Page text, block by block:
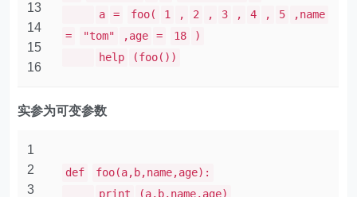
13
14
15
16
a
= foo( 1 , 2 , 3 , 4 , 5
,name
=
"tom" ,age = 18
)
help
(foo())
实参为可变参数
1
2
3
def
foo(a,b,name,age):
print
(a,b,name,age)